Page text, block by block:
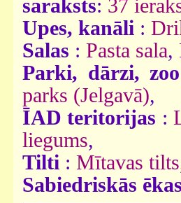
saraksts: 37
Upes, kanāli :
Salas : Pasta sala,
Parki, dārzi, zoo
parks (Jelgavā),
ĪAD teritorijas :
liegums,
Tilti : Mītavas tilts
Sabiedriskās